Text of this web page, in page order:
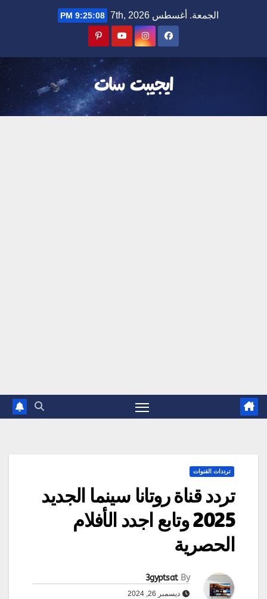
الجمعة. أغسطس 7th, 2026 9:25:09 PM
ايجيبت سات
ترددات القنوات
تردد قناة روتانا سينما الجديد
2025 وتابع اجدد الأفلام
الحصرية
By
3gyptsat
ديسمبر 26, 2024